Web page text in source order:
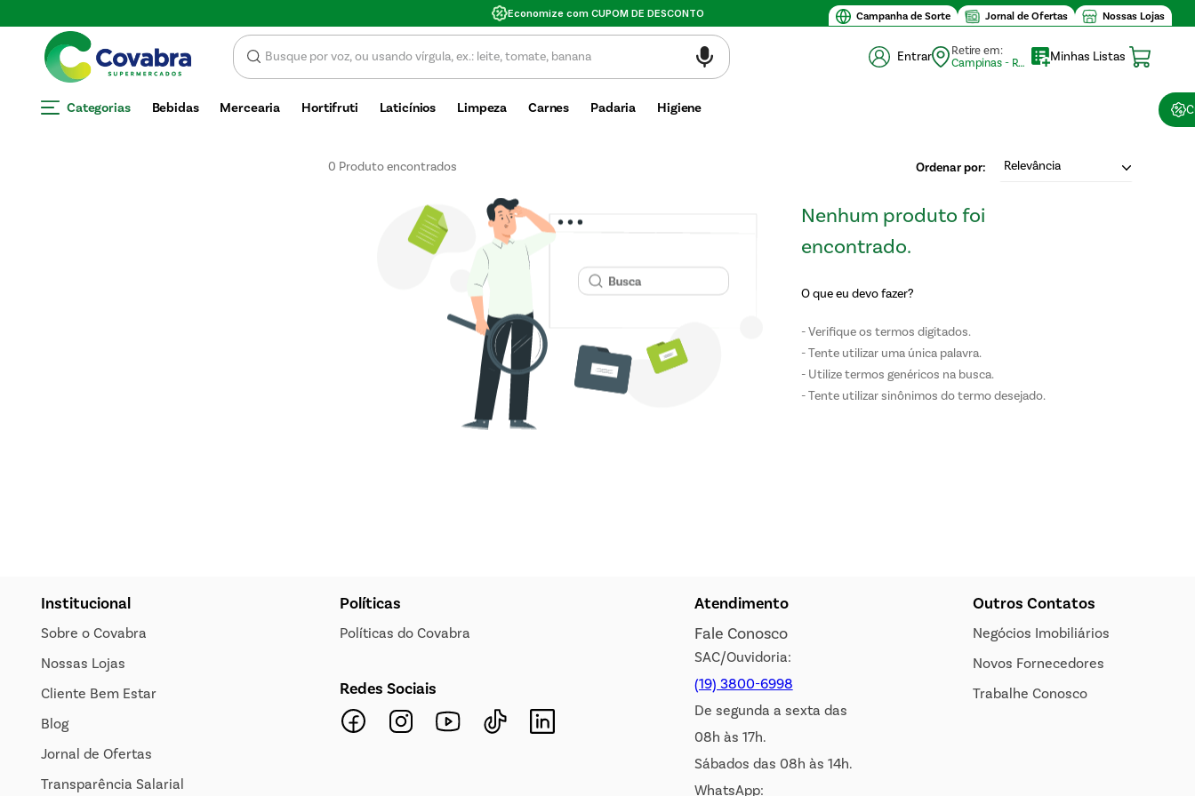
Campanha de Sorte Jornal de Ofertas Nossas Lojas
Economize com CUPOM DE DESCONTO
Entrar
Retire em:
Campinas - Retirada (10)
Minhas Listas
Categorias Bebidas Mercearia Hortifruti Laticínios Limpeza Carnes Padaria Higiene
0 Produto Relevância
O que eu devo fazer?
Verifique os termos digitados.
Tente utilizar uma única palavra.
Utilize termos genéricos na busca.
Tente utilizar sinônimos do termo desejado.
Institucional
Sobre o Covabra
Nossas Lojas
Cliente Bem Estar
Blog
Jornal de Ofertas
Transparência Salarial
Políticas
Políticas do Covabra
Redes Sociais
Atendimento
Fale Conosco
SAC/Ouvidoria:
(19) 3800-6998
De segunda a sexta das
08h às 17h.
Sábados das 08h às 14h.
WhatsApp:
Outros Contatos
Negócios Imobiliários
Novos Fornecedores
Trabalhe Conosco